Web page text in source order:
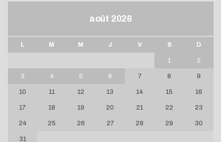
août 2026
L M M J V S D
1 2
3 4 5 6 7 8 9
10 11 12 13 14 15 16
17 18 19 20 21 22 23
24 25 26 27 28 29 30
31